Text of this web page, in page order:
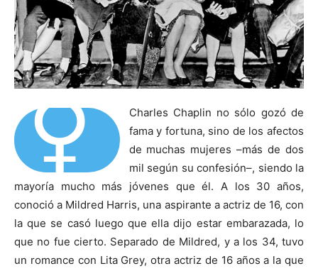
⚥
Charles Chaplin no sólo gozó de
fama y fortuna, sino de los afectos
de muchas mujeres –más de dos
mil según su confesión–, siendo la
mayoría mucho más jóvenes que él. A los 30 años,
conoció a Mildred Harris, una aspirante a actriz de 16, con
la que se casó luego que ella dijo estar embarazada, lo
que no fue cierto. Separado de Mildred, y a los 34, tuvo
un romance con Lita Grey, otra actriz de 16 años a la que